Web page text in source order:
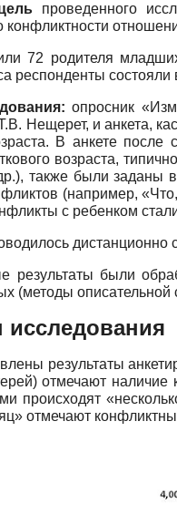
проведенного
конфликтности
72 родителя
респонденты
опросник
Нещерет, и анкета,
В анкете
возраста,
также были
(например,
с ребенком
результаты были
(методы описательной
исследования
результаты
отмечают наличие
происходят
отмечают